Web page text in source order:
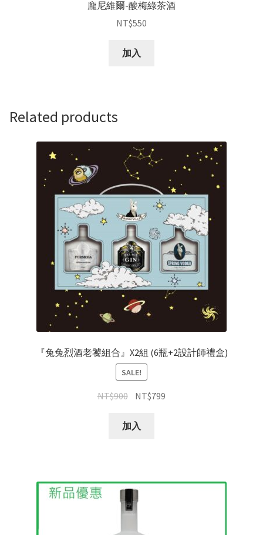
龐尼維爾-酸梅綠茶酒
NT$550
加入
Related products
『兔兔烈酒老饕組合』X2組 (6瓶+2設計師禮盒)
SALE!
NT$900 NT$799
加入